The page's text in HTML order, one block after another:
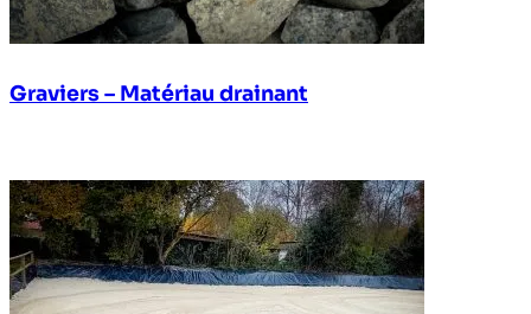
Graviers – Matériau drainant